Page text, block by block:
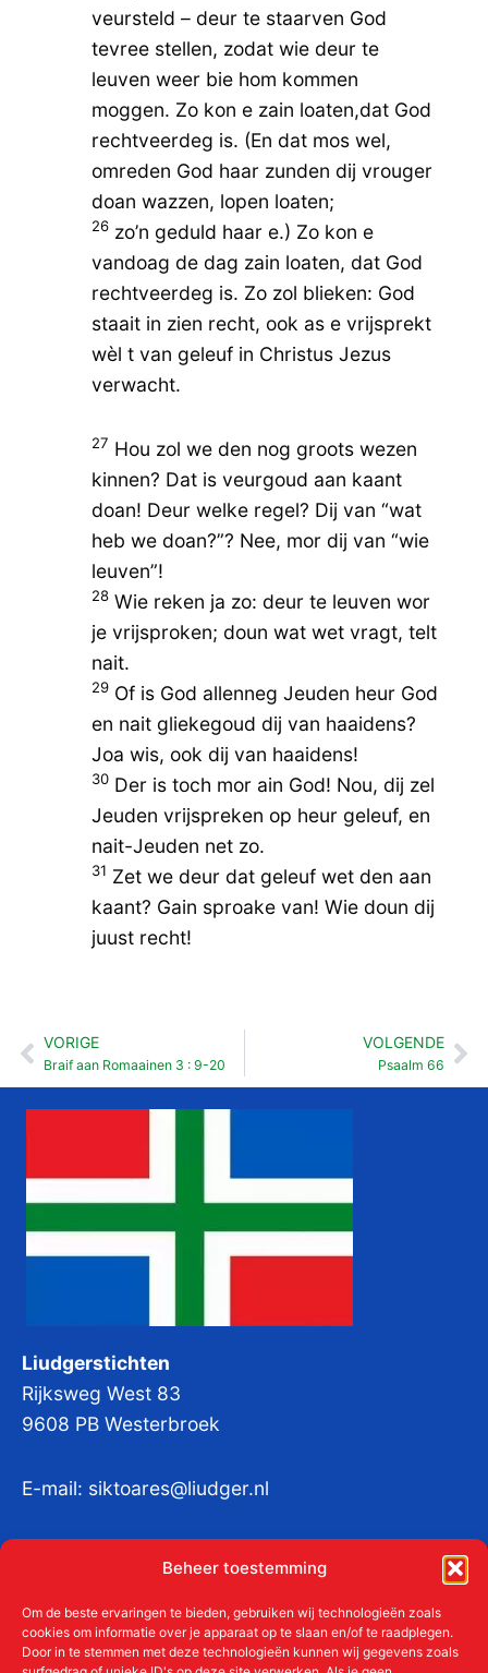
Beheer toestemming
Om de beste ervaringen te bieden, gebruiken wij technologieën zoals
cookies om informatie over je apparaat op te slaan en/of te raadplegen.
Door in te stemmen met deze technologieën kunnen wij gegevens zoals
veursteld – deur te staarven God
tevree stellen, zodat wie deur te
leuven weer bie hom kommen
moggen. Zo kon e zain loaten,dat God
rechtveerdeg is. (En dat mos wel,
omreden God haar zunden dij vrouger
doan wazzen, lopen loaten;
26zo’n geduld haar e.) Zo kon e
vandoag de dag zain loaten, dat God
rechtveerdeg is. Zo zol blieken: God
staait in zien recht, ook as e vrijsprekt
wèl t van geleuf in Christus Jezus
verwacht.
27 Hou zol we den nog groots wezen
kinnen? Dat is veurgoud aan kaant
doan! Deur welke regel? Dij van “wat
heb we doan?”? Nee, mor dij van “wie
leuven”!
28Wie reken ja zo: deur te leuven wor
je vrijsproken; doun wat wet vragt, telt
nait.
29Of is God allenneg Jeuden heur God
en nait gliekegoud dij van haaidens?
Joa wis, ook dij van haaidens!
30Der is toch mor ain God! Nou, dij zel
Jeuden vrijspreken op heur geleuf, en
nait-Jeuden net zo.
31 Zet we deur dat geleuf wet den aan
kaant? Gain sproake van! Wie doun dij
juust recht!
Vorige
VORIGE
Braif aan Romaainen 3 : 9-20
VOLGENDE
Psaalm 66
Liudgerstichten
Rijksweg West 83
9608 PB Westerbroek
E-mail: siktoares@liudger.nl
KvKnr:41011712